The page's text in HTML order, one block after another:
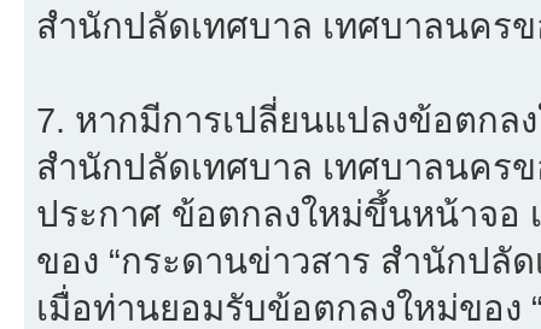
สำนักปลัดเทศบาล เทศบาลนคร
7. หากมีการเปลี่ยนแปลงข้อตกล
สำนักปลัดเทศบาล เทศบาลนคร
ประกาศ ข้อตกลงใหม่ขึ้นหน้าจอ
ของ “กระดานข่าวสาร สำนักปลั
เมื่อท่านยอมรับข้อตกลงใหม่ของ